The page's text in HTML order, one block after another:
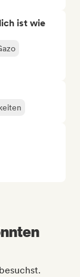
ist wie